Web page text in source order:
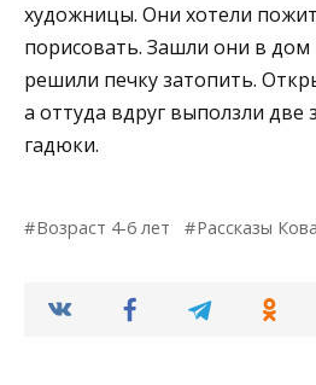
художницы. Они хотели
порисовать. Зашли они в
решили печку затопить.
а оттуда вдруг выползли две
гадюки.
Возраст 4-6 лет Рассказы